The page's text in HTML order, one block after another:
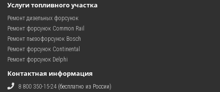
Услуги топливного участка
Ремонт дизельных форсунок
Ремонт форсунок Common Rail
Ремонт пьезофорсунок Bosch
Ремонт форсунок Continental
Ремонт форсунок Delphi
Контактная информация
8 800 350-15-24 (бесплатно из России)